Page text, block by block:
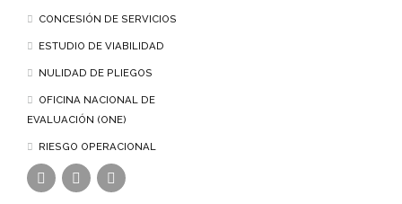
CONCESIÓN DE SERVICIOS
ESTUDIO DE VIABILIDAD
NULIDAD DE PLIEGOS
OFICINA NACIONAL DE
EVALUACIÓN (ONE)
RIESGO OPERACIONAL